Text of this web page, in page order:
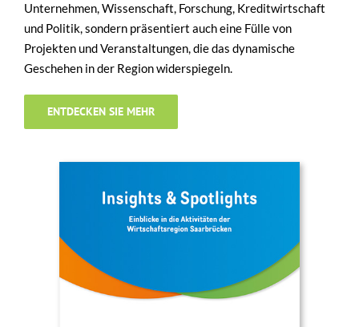
Unternehmen, Wissenschaft, Forschung, Kreditwirtschaft
und Politik, sondern präsentiert auch eine Fülle von
Projekten und Veranstaltungen, die das dynamische
Geschehen in der Region widerspiegeln.
ENTDECKEN SIE MEHR